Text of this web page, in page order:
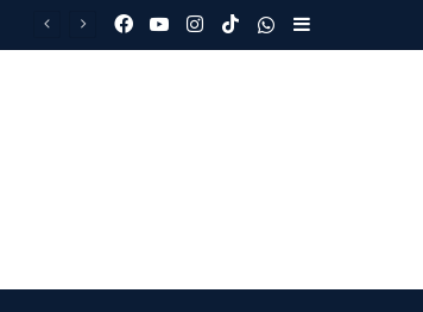
Facebook
YouTubeInstagram
TikTokWhatsApp
Barra Lateral